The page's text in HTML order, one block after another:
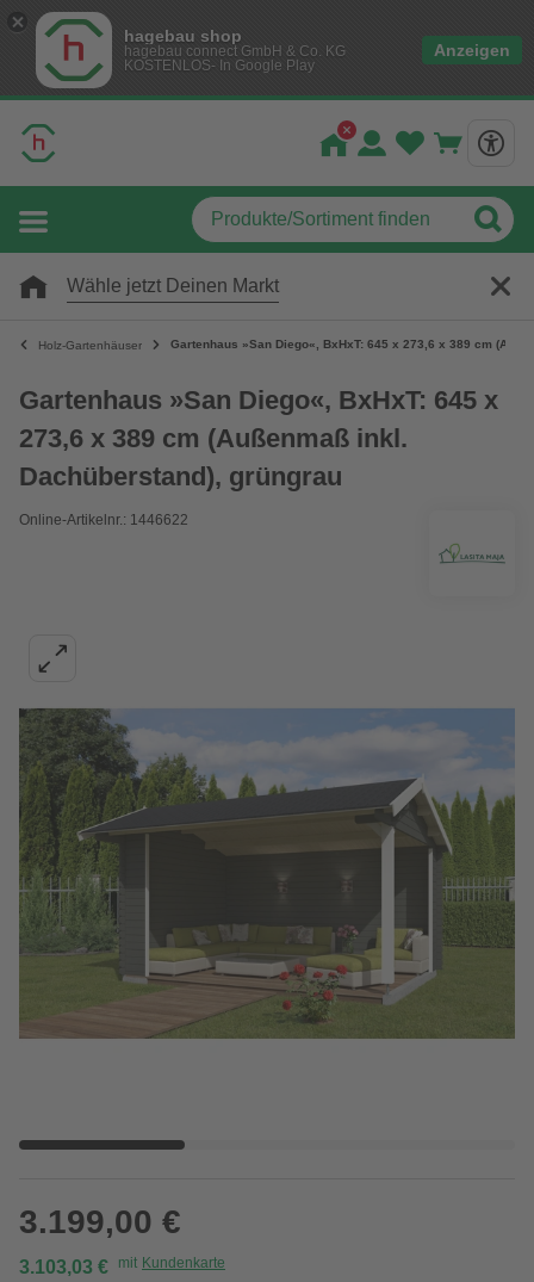
hagebau shop
hagebau connect GmbH & Co. KG
KOSTENLOS- In Google Play
Anzeigen
Wähle jetzt Deinen Markt
Holz-Gartenhäuser Gartenhaus »San Diego«, BxHxT: 645 x 273,6 x 389 cm
Gartenhaus »San Diego«, BxHxT: 645 x
273,6 x 389 cm (Außenmaß inkl.
Dachüberstand), grüngrau
Online-Artikelnr.: 1446622
3.199,00 €
3.103,03 € mit Kundenkarte